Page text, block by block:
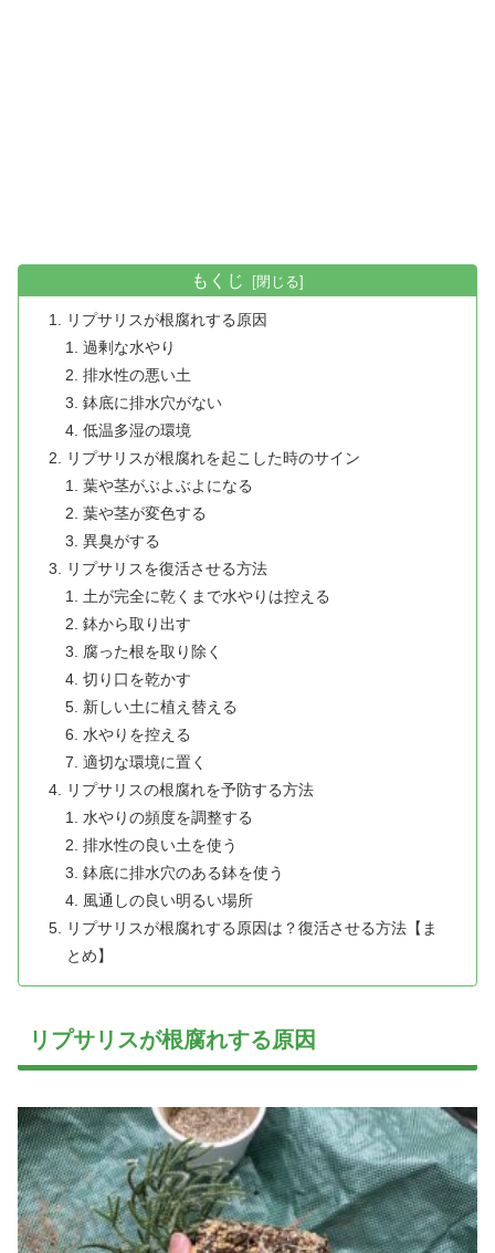
もくじ
リプサリスが根腐れする原因
過剰な水やり
排水性の悪い土
鉢底に排水穴がない
低温多湿の環境
リプサリスが根腐れを起こした時のサイン
葉や茎がぶよぶよになる
葉や茎が変色する
異臭がする
リプサリスを復活させる方法
土が完全に乾くまで水やりは控える
鉢から取り出す
腐った根を取り除く
切り口を乾かす
新しい土に植え替える
水やりを控える
適切な環境に置く
リプサリスの根腐れを予防する方法
水やりの頻度を調整する
排水性の良い土を使う
鉢底に排水穴のある鉢を使う
風通しの良い明るい場所
リプサリスが根腐れする原因は？復活させる方法【ま
とめ】
リプサリスが根腐れする原因